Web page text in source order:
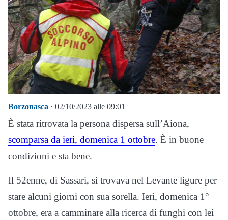
Borzonasca · 02/10/2023 alle 09:01
È stata ritrovata la persona dispersa sull’Aiona,
scomparsa da ieri, domenica 1 ottobre. È in buone
condizioni e sta bene.
Il 52enne, di Sassari, si trovava nel Levante ligure per
stare alcuni giorni con sua sorella. Ieri, domenica 1°
ottobre, era a camminare alla ricerca di funghi con lei